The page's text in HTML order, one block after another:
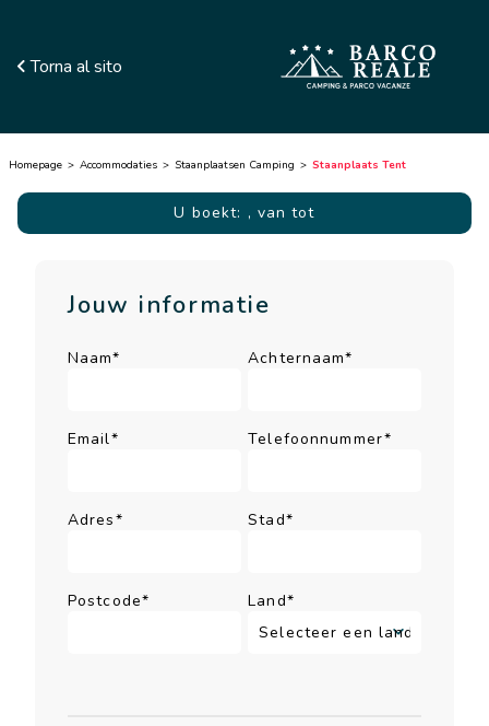
Torna al sito
Homepage Accommodaties Staanplaatsen Camping Staanplaats Tent
U boekt: , van tot
Jouw informatie
Naam* Achternaam*
Email* Telefoonnummer*
Adres* Stad*
Postcode* Land*